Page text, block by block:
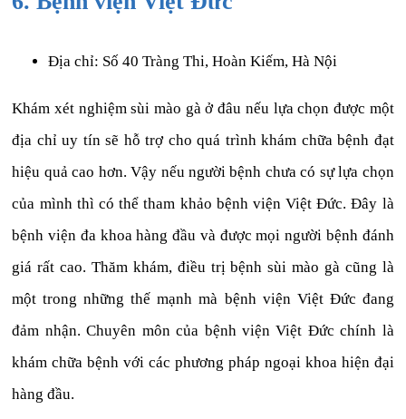
Địa chỉ: Số 40 Tràng Thi, Hoàn Kiếm, Hà Nội
Khám xét nghiệm sùi mào gà ở đâu nếu lựa chọn được một
địa chỉ uy tín sẽ hỗ trợ cho quá trình khám chữa bệnh đạt
hiệu quả cao hơn. Vậy nếu người bệnh chưa có sự lựa chọn
của mình thì có thể tham khảo bệnh viện Việt Đức. Đây là
bệnh viện đa khoa hàng đầu và được mọi người bệnh đánh
giá rất cao. Thăm khám, điều trị bệnh sùi mào gà cũng là
một trong những thế mạnh mà bệnh viện Việt Đức đang
đảm nhận. Chuyên môn của bệnh viện Việt Đức chính là
khám chữa bệnh với các phương pháp ngoại khoa hiện đại
hàng đầu.